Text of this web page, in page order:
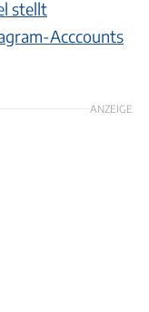
stellt
Acccounts
ANZEIGE